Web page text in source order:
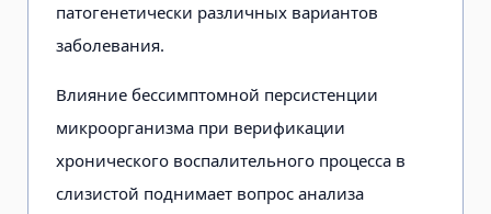
патогенетически различных вариантов
заболевания.
Влияние бессимптомной персистенции
микроорганизма при верификации
хронического воспалительного процесса в
слизистой поднимает вопрос анализа